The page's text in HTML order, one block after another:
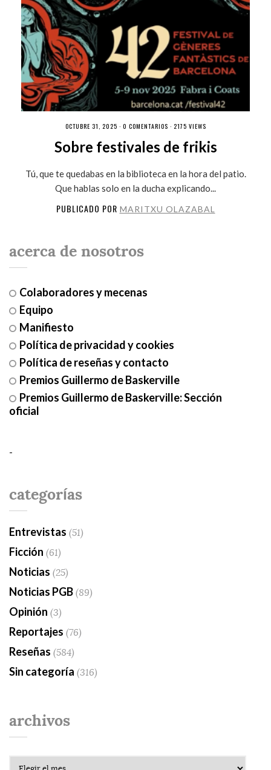
OCTUBRE 31, 2025 · 0 COMENTARIOS · 2175 VIEWS
Sobre festivales de frikis
Tú, que te quedabas en la biblioteca en la hora del patio.
Que hablas solo en la ducha explicando...
PUBLICADO POR MARITXU OLAZABAL
acerca de nosotros
Colaboradores y mecenas
Equipo
Manifiesto
Política de privacidad y cookies
Política de reseñas y contacto
Premios Guillermo de Baskerville
Premios Guillermo de Baskerville: Sección
oficial
-
categorías
Entrevistas (51)
Ficción (61)
Noticias (25)
Noticias PGB(89)
Opinión (3)
Reportajes (76)
Reseñas (584)
Sin categoría (316)
archivos